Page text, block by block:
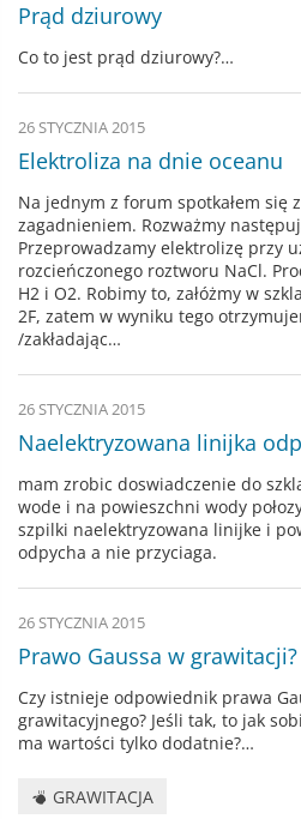
Prąd dziurowy
Co to jest prąd dziurowy?…
26 STYCZNIA 2015
Elektroliza na dnie oceanu
Na jednym z forum spotkałem się
zagadnieniem. Rozważmy
Przeprowadzamy elektrolizę przy
rozcieńczonego roztworu NaCl.
H2 i O2. Robimy to, załóżmy w
2F, zatem w wyniku tego
/zakładając…
26 STYCZNIA 2015
Naelektryzowana linijka
mam zrobic doswiadczenie do
wode i na powieszchni wody
szpilki naelektryzowana linijke i
odpycha a nie przyciaga.
26 STYCZNIA 2015
Prawo Gaussa w grawitacji?
Czy istnieje odpowiednik prawa
grawitacyjnego? Jeśli tak, to jak
ma wartości tylko dodatnie?…
GRAWITACJA